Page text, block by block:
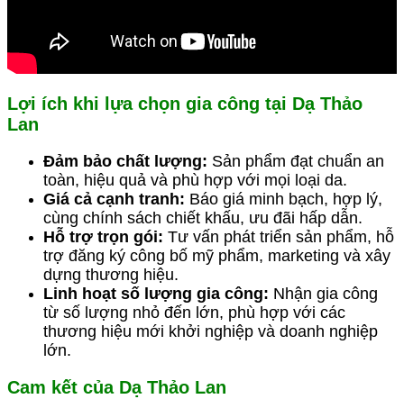
Lợi ích khi lựa chọn gia công tại Dạ Thảo
Lan
Đảm bảo chất lượng: Sản phẩm đạt chuẩn an
toàn, hiệu quả và phù hợp với mọi loại da.
Giá cả cạnh tranh: Báo giá minh bạch, hợp lý,
cùng chính sách chiết khấu, ưu đãi hấp dẫn.
Hỗ trợ trọn gói: Tư vấn phát triển sản phẩm, hỗ
trợ đăng ký công bố mỹ phẩm, marketing và xây
dựng thương hiệu.
Linh hoạt số lượng gia công: Nhận gia công
từ số lượng nhỏ đến lớn, phù hợp với các
thương hiệu mới khởi nghiệp và doanh nghiệp
lớn.
Cam kết của Dạ Thảo Lan